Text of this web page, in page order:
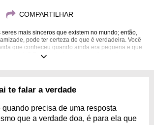
COMPARTILHAR
seres mais sinceros que existem no mundo; então,
pode ter certeza de que é verdadeira. Você
que conheceu quando ainda era pequena e que
sua vida? Então valorize esse sentimento!
te falar a verdade
precisa de uma resposta
que a verdade doa, é para ela que